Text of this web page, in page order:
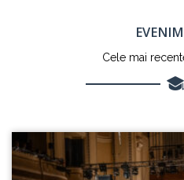
Cele mai